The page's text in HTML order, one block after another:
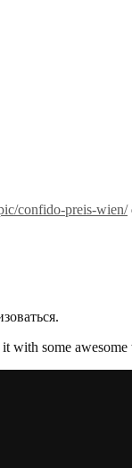
confido-preis-wien/
with some awesome